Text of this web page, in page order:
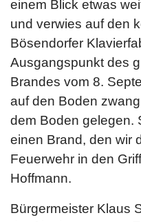
einem Blick etwas
und verwies auf den
Bösendorfer
Ausgangspunkt des
Brandes vom 8.
auf den Boden
dem Boden gelegen.
einen Brand, den wir
Feuerwehr in den
Hoffmann.
Bürgermeister Klaus